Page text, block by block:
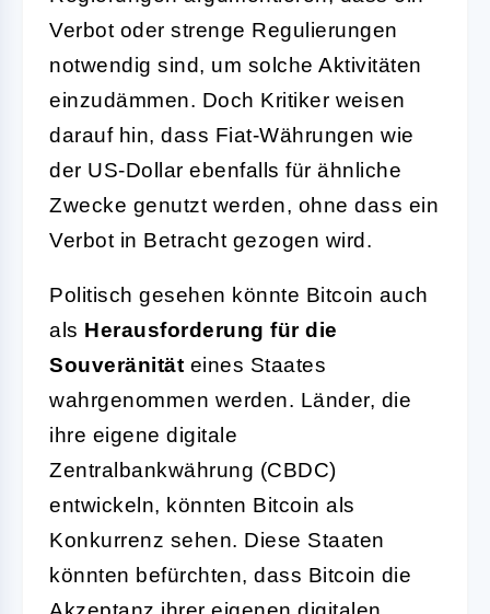
Verbot oder strenge Regulierungen
notwendig sind, um solche Aktivitäten
einzudämmen. Doch Kritiker weisen
darauf hin, dass Fiat-Währungen wie
der US-Dollar ebenfalls für ähnliche
Zwecke genutzt werden, ohne dass ein
Verbot in Betracht gezogen wird.
Politisch gesehen könnte Bitcoin auch
als Herausforderung für die
Souveränität eines Staates
wahrgenommen werden. Länder, die
ihre eigene digitale
Zentralbankwährung (CBDC)
entwickeln, könnten Bitcoin als
Konkurrenz sehen. Diese Staaten
könnten befürchten, dass Bitcoin die